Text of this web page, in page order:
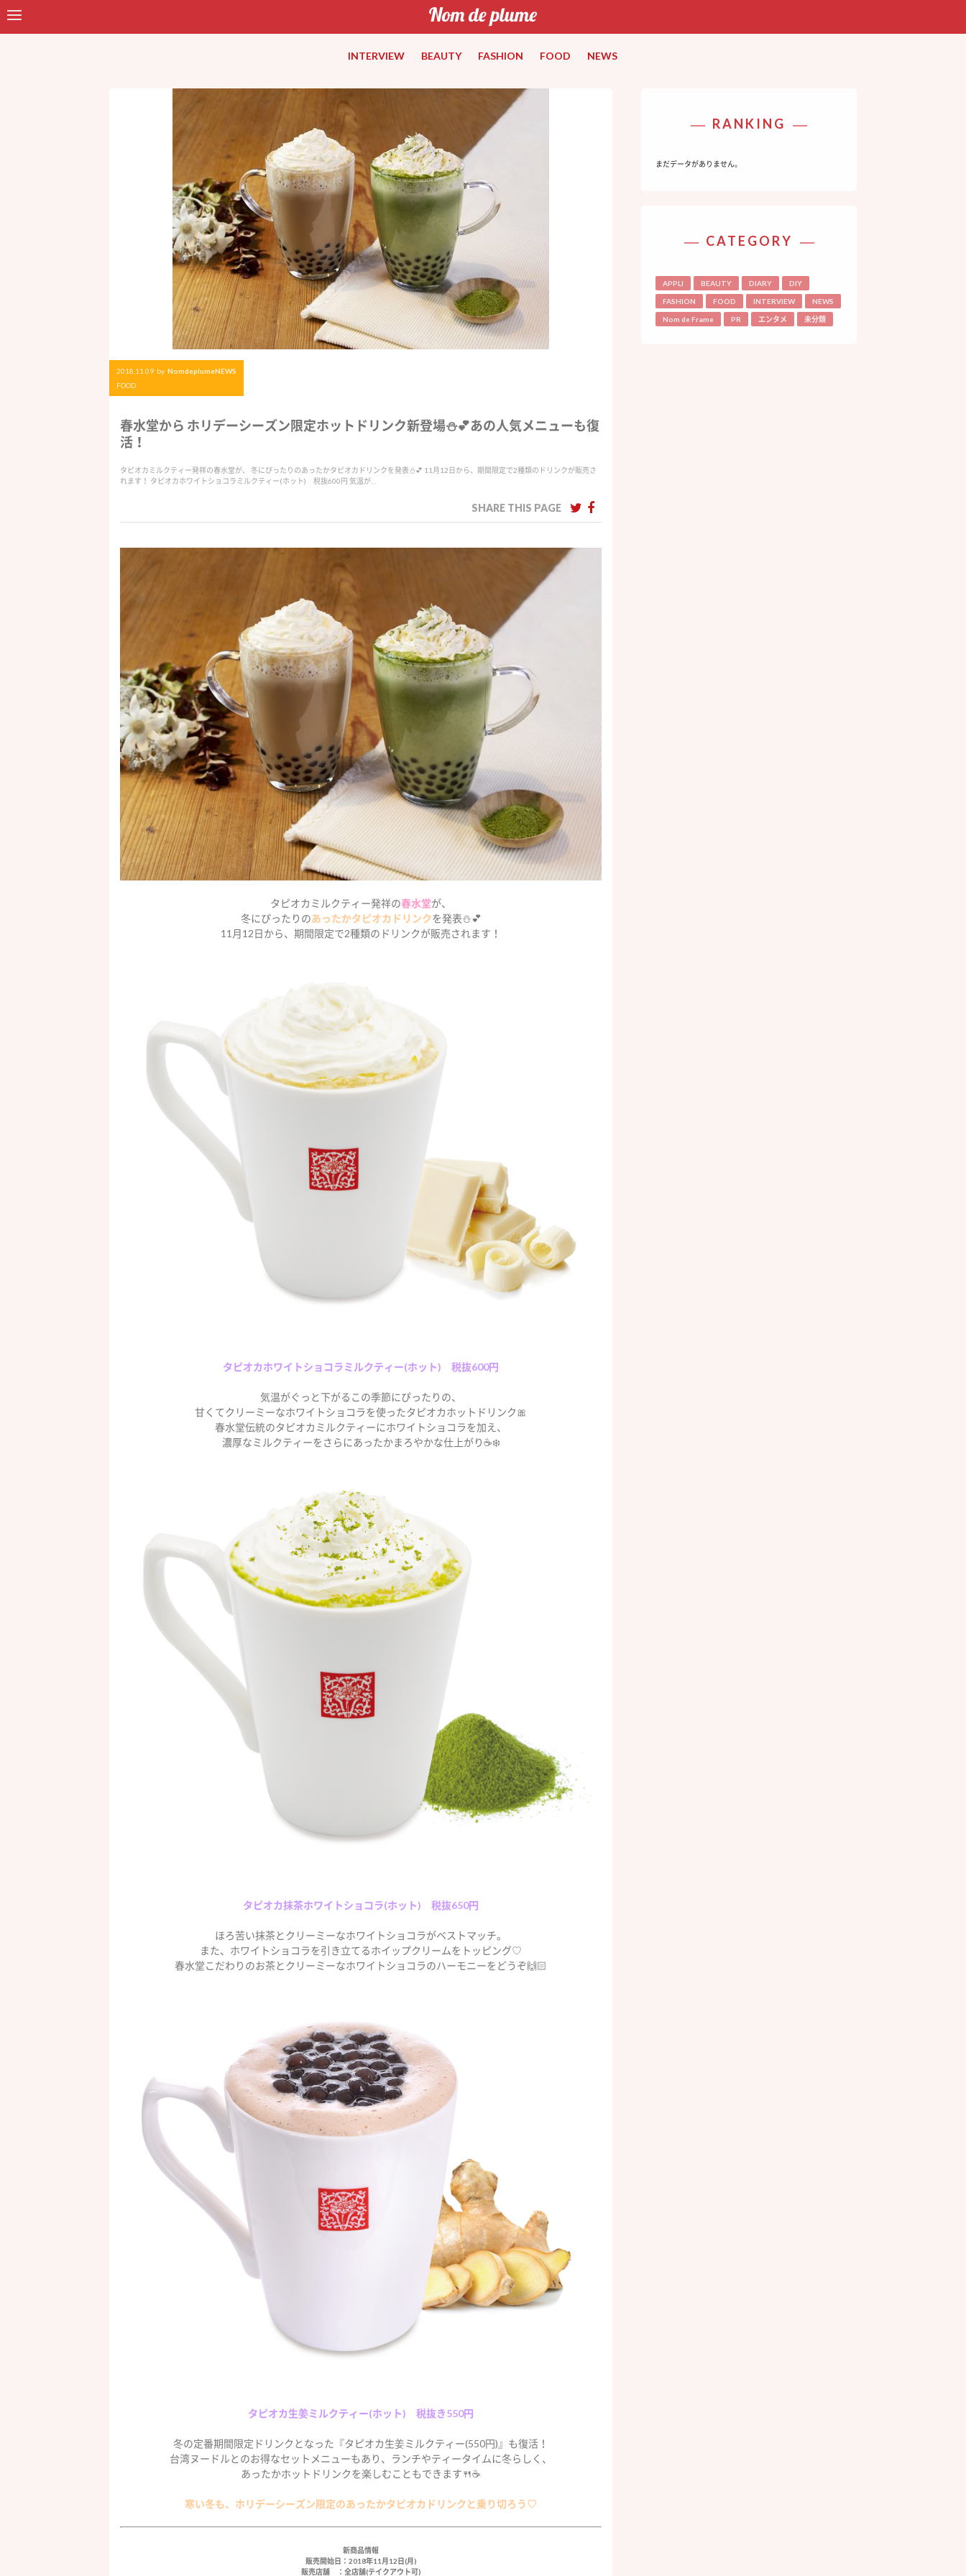
INTERVIEW BEAUTY FASHION FOOD NEWS
2018.11.09 by NomdeplumeNEWS
FOOD
春水堂から ホリデーシーズン限定ホットドリンク新登場⛄️💕あの人気メニューも復
活！
タピオカミルクティー発祥の春水堂が、 冬にぴったりのあったかタピオカドリンクを発表⛄️💕 11月12日から、期間限定で2種類のドリンクが販売さ
れます！ タピオカホワイトショコラミルクティー(ホット) 税抜600円 気温が…
SHARE THIS PAGE
タピオカミルクティー発祥の春水堂が、
冬にぴったりのあったかタピオカドリンクを発表⛄️💕
11月12日から、期間限定で2種類のドリンクが販売されます！
タピオカホワイトショコラミルクティー(ホット) 税抜600円
気温がぐっと下がるこの季節にぴったりの、
甘くてクリーミーなホワイトショコラを使ったタピオカホットドリンク🎀
春水堂伝統のタピオカミルクティーにホワイトショコラを加え、
濃厚なミルクティーをさらにあったかまろやかな仕上がり☕️❄️
タピオカ抹茶ホワイトショコラ(ホット) 税抜650円
ほろ苦い抹茶とクリーミーなホワイトショコラがベストマッチ。
また、ホワイトショコラを引き立てるホイップクリームをトッピング♡
春水堂こだわりのお茶とクリーミーなホワイトショコラのハーモニーをどうぞ🙌🏻
タピオカ生姜ミルクティー(ホット) 税抜き550円
冬の定番期間限定ドリンクとなった『タピオカ生姜ミルクティー(550円)』も復活！
台湾ヌードルとのお得なセットメニューもあり、ランチやティータイムに冬らしく、
あったかホットドリンクを楽しむこともできます🍴☕️
寒い冬も、ホリデーシーズン限定のあったかタピオカドリンクと乗り切ろう♡
新商品情報
販売開始日：2018年11月12日(月)
販売店舗 ：全店舗(テイクアウト可)
RANKING
まだデータがありません。
CATEGORY
APPLI BEAUTY DIARY DIY
FASHION FOOD INTERVIEW NEWS
Nom de Frame PR エンタメ 未分類